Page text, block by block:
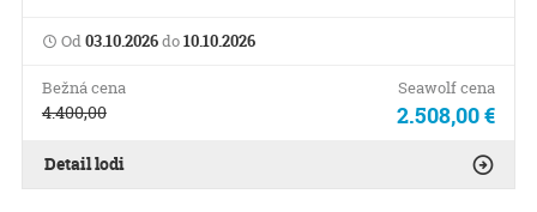
Od03.10.2026do10.10.2026
Bežná cena
4.400,00
Seawolf cena
2.508,00 €
Detail lodi